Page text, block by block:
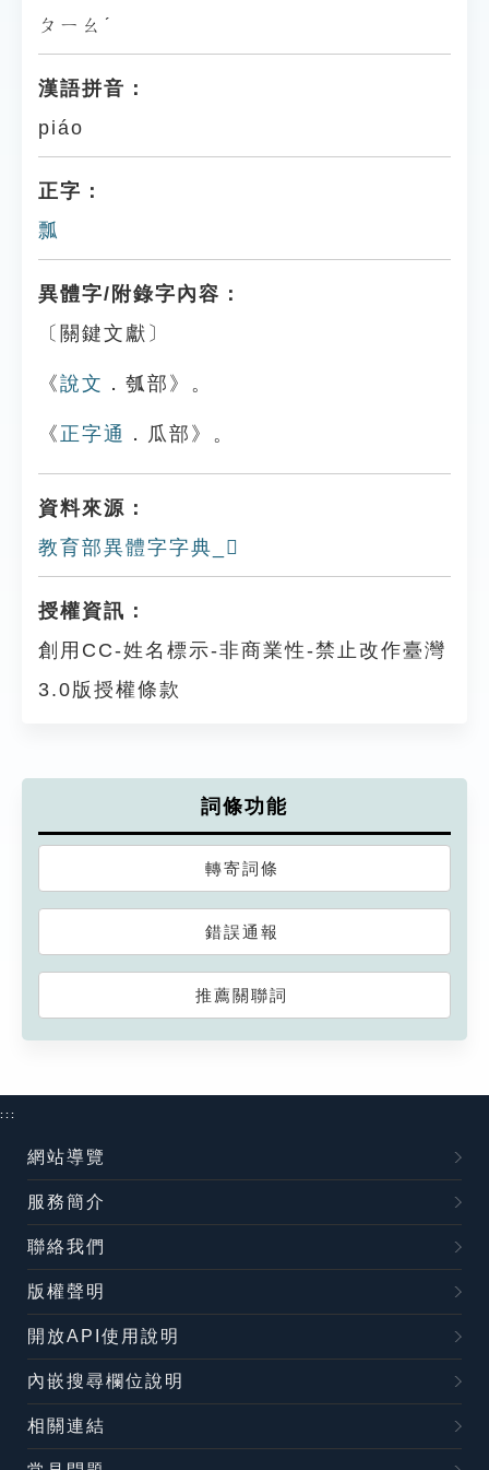
ㄆㄧㄠˊ
漢語拼音：
piáo
正字：
瓢
異體字/附錄字內容：
〔關鍵文獻〕
《說文 ．瓠部》。
《 正字通 ．瓜部》。
資料來源：
教育部異體字字典_𤬡
授權資訊：
創用CC-姓名標示-非商業性-禁止改作臺灣
3.0版授權條款
詞條功能
轉寄詞條
錯誤通報
推薦關聯詞
:::
網站導覽
服務簡介
聯絡我們
版權聲明
開放API使用說明
內嵌搜尋欄位說明
相關連結